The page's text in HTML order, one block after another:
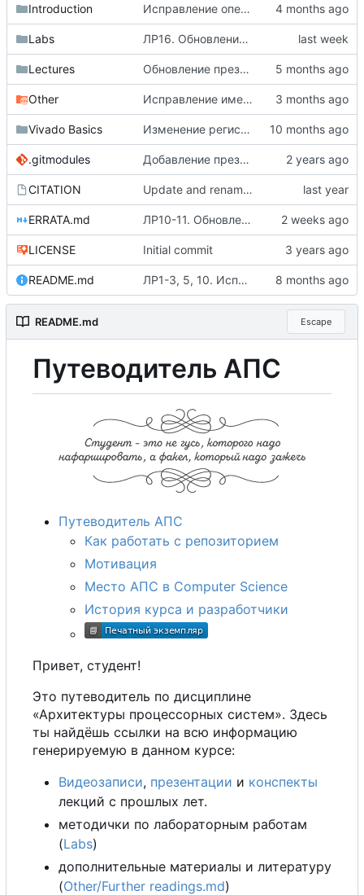
Introduction Исправление опечаток в документе "What is HDL"
Labs ЛР16. Обновление tb_coremark
Lectures Обновление презентаций лекций
Other Исправление имени модуля в примере FAQ
Vivado Basics Изменение регистра в ссылках на заголовки (
.gitmodules Добавление презентаций лекций в виде сабмодуля
CITATION Update and rename CITATION.cff to CITATION
ERRATA.md ЛР10-11. Обновление листинга
LICENSE Initial commit
README.md ЛР1-3, 5, 10. Исправление орфографии и формулировок (
README.md Escape
Путеводитель АПС
Путеводитель АПС
Как работать с репозиторием
Мотивация
Место АПС в Computer Science
История курса и разработчики
Привет, студент!
Это путеводитель по дисциплине
«Архитектуры процессорных систем». Здесь
ты найдёшь ссылки на всю информацию
генерируемую в данном курсе:
Видеозаписи, презентации и конспекты
лекций с прошлых лет.
методички по лабораторным работам
(Labs)
дополнительные материалы и литературу
(Other/Further readings.md)